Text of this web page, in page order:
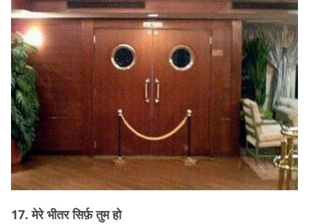
17. मेरे भीतर सिर्फ़ तुम हो